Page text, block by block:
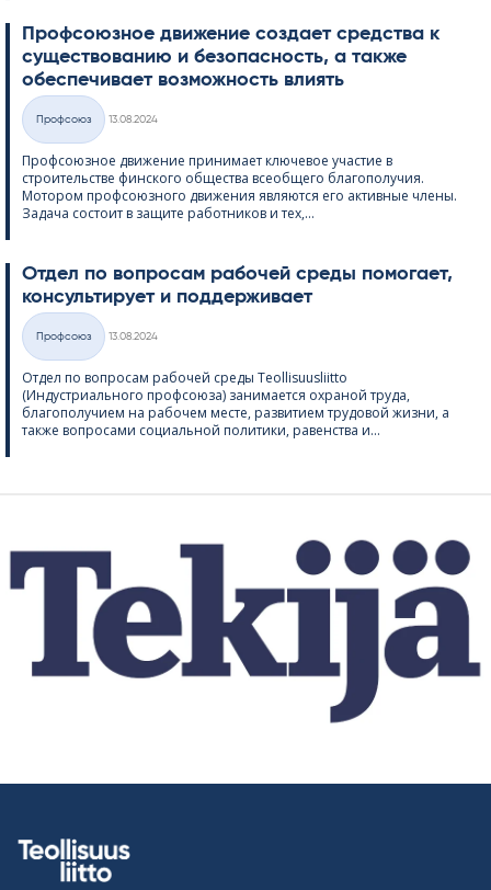
Профсоюзное движение создает средства к
существованию и безопасность, а также
обеспечивает возможность влиять
Категории
Профсоюз
13.08.2024
Профсоюзное движение принимает ключевое участие в
строительстве финского общества всеобщего благополучия.
Мотором профсоюзного движения являются его активные члены.
Задача состоит в защите работников и тех,...
Отдел по вопросам рабочей среды помогает,
консультирует и поддерживает
Категории
Профсоюз
13.08.2024
Отдел по вопросам рабочей среды Teol­li­suus­liitto
(Индустриального профсоюза) занимается охраной труда,
благополучием на рабочем месте, развитием трудовой жизни, а
также вопросами социальной политики, равенства и...